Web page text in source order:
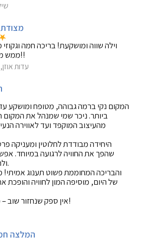
מצודת
וילה שווה ומושקעת! בריכה חמה
ממש מומלץ ביותר!!
עדות אוזן, 16/3/2026
המקום נקי ברמה גבוהה, מטופח ומושקע
ביותר. ניכר שמי שמנהל את
מהעיצוב המוקפד ועד לאווירה
היחידה מבודדת לחלוטין ומעניקה
שהפך את החוויה לרגועה במיוחד.
ולהרגיש בעולם אחר.
והבריכה המחוממת פשוט תענוג
של היום, מוסיפה המון לחוויה
אין ספק שנחזור שוב – ממליצים בחום רב!
המלצה